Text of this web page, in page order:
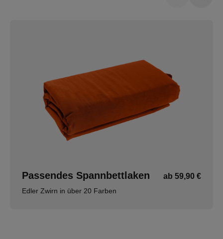
Passendes Spannbettlaken ab 59,90 €
Edler Zwirn in über 20 Farben